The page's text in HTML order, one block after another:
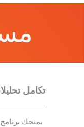
تكامل
يمنحك